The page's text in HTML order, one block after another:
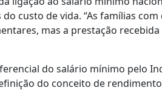
custo de vida. “As famílias
mas a prestação
do salário mínimo pelo
do conceito de